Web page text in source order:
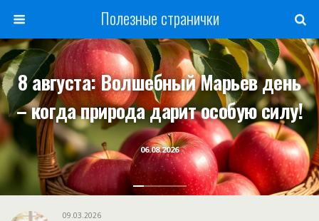
Полезные странички
06.08.2026
8 августа: Волшебный Марьев день
– когда природа дарит особую силу!
09.03.2026